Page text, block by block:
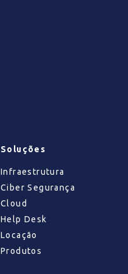
Soluções
Infraestrutura
Ciber Segurança
Cloud
Help Desk
Locação
Produtos